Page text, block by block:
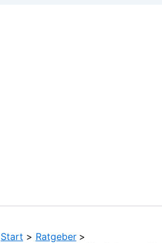
Start
Ratgeber